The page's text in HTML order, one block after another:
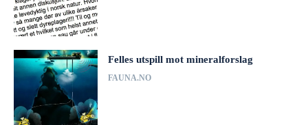
Felles utspill mot mineralforslag
FAUNA.NO